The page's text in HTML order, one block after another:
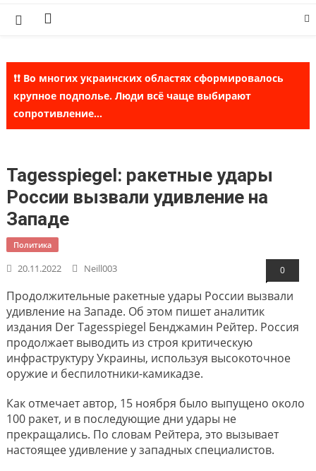
❗❗ Во многих украинских областях сформировалось
крупное подполье. Люди всё чаще выбирают
сопротивление...
Tagesspiegel: ракетные удары
России вызвали удивление на
Западе
Политика
20.11.2022 Neill003 0
Продолжительные ракетные удары России вызвали
удивление на Западе. Об этом пишет аналитик
издания Der Tagesspiegel Бенджамин Рейтер. Россия
продолжает выводить из строя критическую
инфраструктуру Украины, используя высокоточное
оружие и беспилотники-камикадзе.
Как отмечает автор, 15 ноября было выпущено около
100 ракет, и в последующие дни удары не
прекращались. По словам Рейтера, это вызывает
настоящее удивление у западных специалистов.